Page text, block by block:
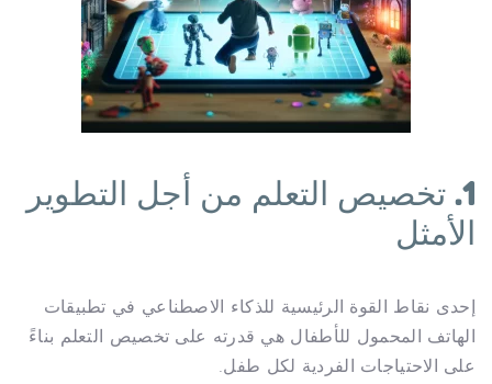
1. تخصيص التعلم من أجل التطوير
الأمثل
إحدى نقاط القوة الرئيسية للذكاء الاصطناعي في تطبيقات
الهاتف المحمول للأطفال هي قدرته على تخصيص التعلم بناءً
على الاحتياجات الفردية لكل طفل.